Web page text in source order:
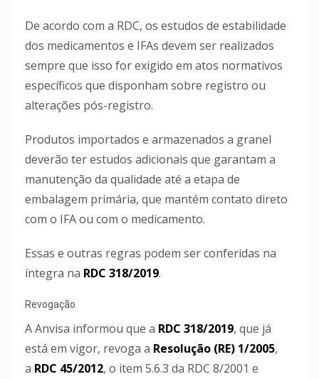
De acordo com a RDC, os estudos de estabilidade
dos medicamentos e IFAs devem ser realizados
sempre que isso for exigido em atos normativos
específicos que disponham sobre registro ou
alterações pós-registro.
Produtos importados e armazenados a granel
deverão ter estudos adicionais que garantam a
manutenção da qualidade até a etapa de
embalagem primária, que mantém contato direto
com o IFA ou com o medicamento.
Essas e outras regras podem ser conferidas na
íntegra na RDC 318/2019.
Revogação
A Anvisa informou que a RDC 318/2019, que já
está em vigor, revoga a Resolução (RE) 1/2005,
a RDC 45/2012, o item 5.6.3 da RDC 8/2001 e